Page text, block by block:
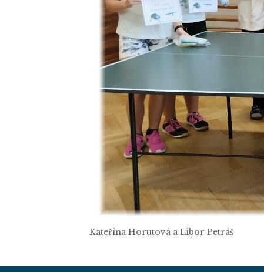
Kateřina Horutová a Libor Petráš